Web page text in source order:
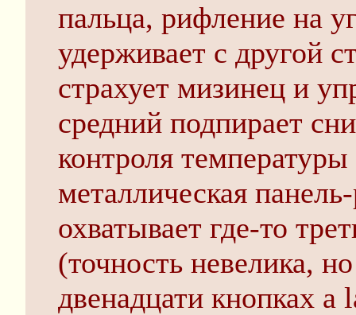
пальца, рифление на
удерживает с другой
страхует мизинец и
средний подпирает
контроля
металлическая
охватывает где-то
(точность невелика,
двенадцати кнопках a